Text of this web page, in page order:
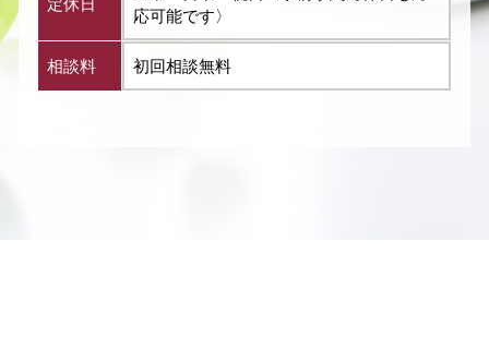
定休日
応可能です〉
相談料 初回相談無料